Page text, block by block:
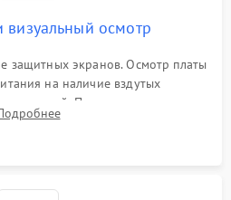
визуальный осмотр
защитных экранов. Осмотр платы
на наличие вздутых
окислений. Проверка надежности
шлейфов матрицы.